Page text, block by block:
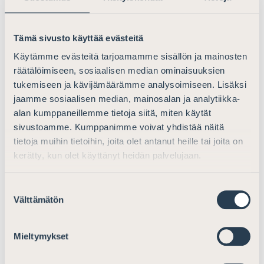
Tämä sivusto käyttää evästeitä
Käytämme evästeitä tarjoamamme sisällön ja mainosten
räätälöimiseen, sosiaalisen median ominaisuuksien
tukemiseen ja kävijämäärämme analysoimiseen. Lisäksi
jaamme sosiaalisen median, mainosalan ja analytiikka-
alan kumppaneillemme tietoja siitä, miten käytät
sivustoamme. Kumppanimme voivat yhdistää näitä
tietoja muihin tietoihin, joita olet antanut heille tai joita on
kerätty, kun olet käyttänyt heidän palvelujaan.
valinta
Välttämätön
Mieltymykset
asianajajille ja näiden apulaisille tarkempia määräyksiä
riskitekijöistä, jotka asianajajan tai tämän apulaisen olisi
otettava huomioon asiakassuhteeseen liittyvien riskien
arvioinnissa. Asianajajaliitto ei voi antaa määräyksiä
myöskään 3 luvun 8 §:ssä tarkoitetusta menettelystä,
joka liittyy tavanomaista vähäisempään rahanpesun ja
terrorismin rahoittamisen riskiin.
Ensisijaisesti Suomen Asianajajaliitolla tulee olla oikeus
antaa valvottavilleen määräyksiä rahanpesulaissa
Määräyksenantovaltuuden puuttuessa Asianajajaliitto
edellyttää, että yksinkertaistettua tuntemismenettelyä
asiakassuhteisiin liittyvien riskien arvioinnista sekä